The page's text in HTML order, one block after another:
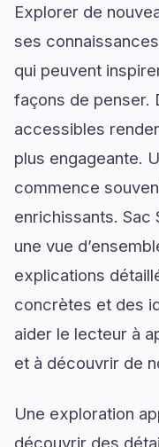
Explorer de
ses
qui peuvent
façons de penser.
accessibles
plus engageante.
commence
enrichissants. Sac
une vue
explications
concrètes et des
aider le lecteur à
et à découvrir de
Une exploration
découvrir des